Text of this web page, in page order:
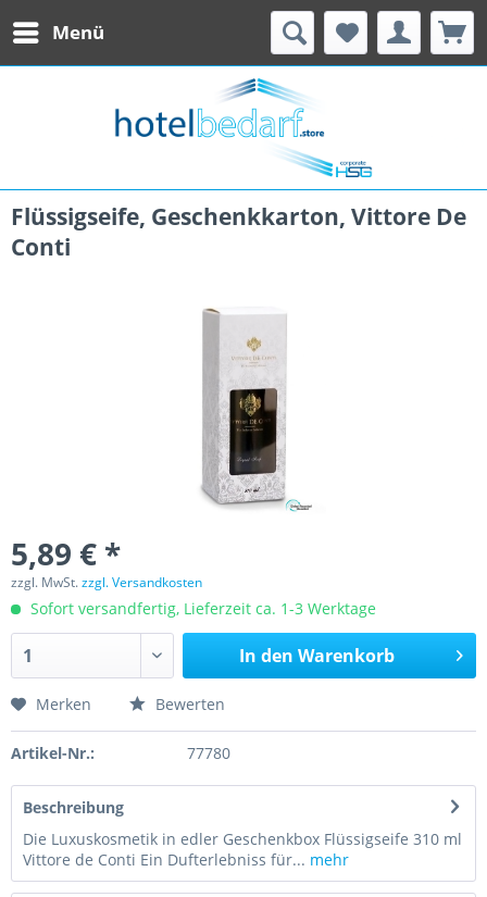
Menü
Flüssigseife, Geschenkkarton, Vittore De
Conti
5,89 € *
zzgl. MwSt.zzgl. Versandkosten
Sofort versandfertig, Lieferzeit ca. 1-3 Werktage
In den Warenkorb
Merken Bewerten
Artikel-Nr.: 77780
Beschreibung
Die Luxuskosmetik in edler Geschenkbox Flüssigseife 310 ml
Vittore de Conti Ein Dufterlebniss für... mehr